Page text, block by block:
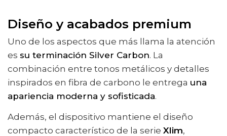
Diseño y acabados premium
Uno de los aspectos que más llama la atención
es su terminación Silver Carbon. La
combinación entre tonos metálicos y detalles
inspirados en fibra de carbono le entrega una
apariencia moderna y sofisticada.
Además, el dispositivo mantiene el diseño
compacto característico de la serie Xlim,